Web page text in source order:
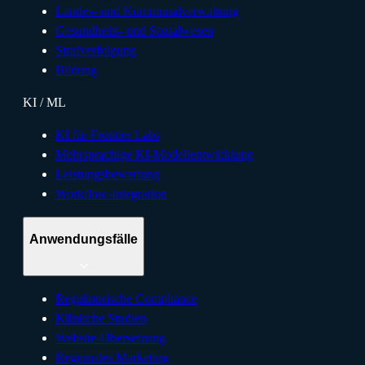
Landes- und Kommunalverwaltung
Gesundheits- und Sozialwesen
Strafverfolgung
Bildung
KI / ML
KI für Frontier Labs
Mehrsprachige KI-Modellentwicklung
Leistungsbewertung
Workflow-Integration
Anwendungsfälle
Regulatorische Compliance
Klinische Studien
Website-Übersetzung
Regionales Marketing